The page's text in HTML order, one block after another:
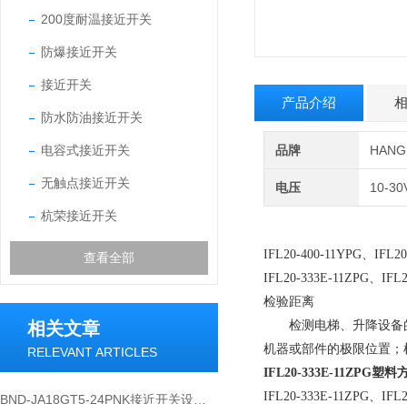
200度耐温接近开关
防爆接近开关
接近开关
防水防油接近开关
电容式接近开关
无触点接近开关
杭荣接近开关
查看全部
相关文章
RELEVANT ARTICLES
产品介绍
品牌
电压 10-
IFL20-400-11YPG、
IFL20-333E-11ZPG、
检验距离
检测电梯、升降设备的
机器或部件的极限位置
IFL20-333E-11ZPG塑料
IFL20-333E-11ZPG、